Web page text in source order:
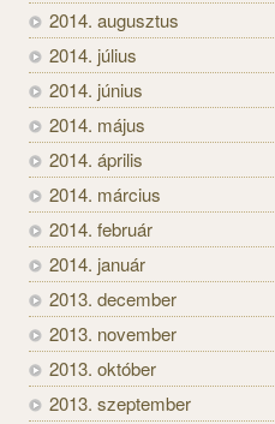
2014. augusztus
2014. július
2014. június
2014. május
2014. április
2014. március
2014. február
2014. január
2013. december
2013. november
2013. október
2013. szeptember